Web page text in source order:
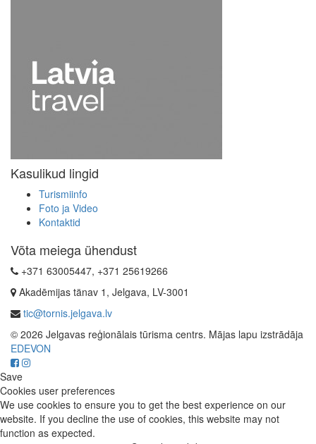
Kasulikud lingid
Turismiinfo
Foto ja Video
Kontaktid
Võta meiega ühendust
+371 63005447, +371 25619266
Akadēmijas tänav 1, Jelgava, LV-3001
tic@tornis.jelgava.lv
© 2026 Jelgavas reģionālais tūrisma centrs. Mājas lapu izstrādāja
EDEVON
Save
Cookies user preferences
We use cookies to ensure you to get the best experience on our
website. If you decline the use of cookies, this website may not
function as expected.